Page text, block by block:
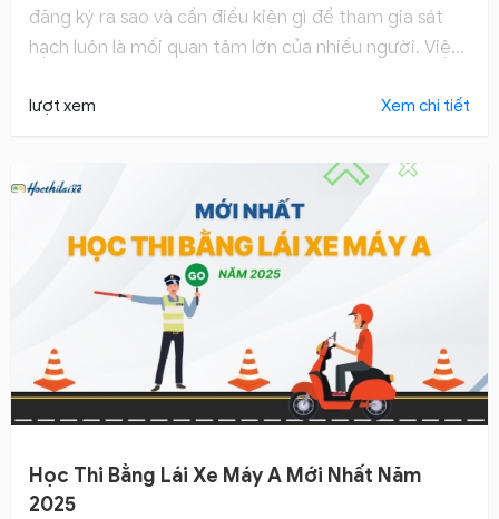
đăng ký ra sao và cần điều kiện gì để tham gia sát
hạch luôn là mối quan tâm lớn của nhiều người. Việc
xe máy A1, cũng như mẹo thi lý thuyết và thực hành
Cùng Hocthilaixe tìm hiểu qua bài chia sẻ dưới đây
để có được thông tin chính xác và đầy đủ nhất.
lượt xem Xem chi tiết
Học Thi Bằng Lái Xe Máy A Mới Nhất Năm
2025